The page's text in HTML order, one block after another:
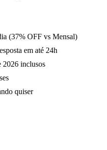
(37% OFF vs Mensal)
em até 24h
2026 inclusos
quiser